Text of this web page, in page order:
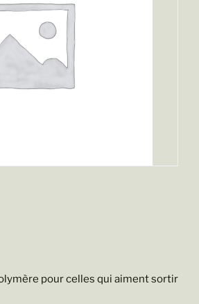
pour celles qui aiment sortir